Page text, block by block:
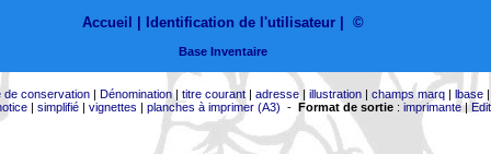
Accueil | Identification de l'utilisateur ©
Base Inventaire
de conservation| Dénomination| titre courant| adresse| illustration| champs marq| lbase|
| simplifié| vignettes | planches à imprimer (A3) - Format de sortie: imprimante|